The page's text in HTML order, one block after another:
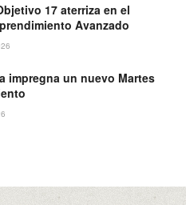
17 aterriza en el
Avanzado
impregna un nuevo Martes